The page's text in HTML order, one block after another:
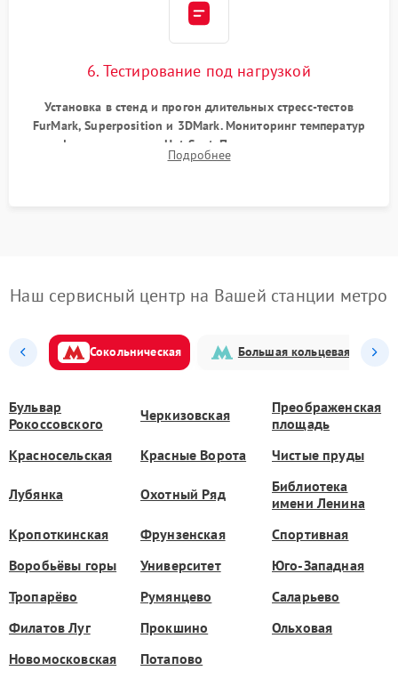
6. Тестирование под нагрузкой
Установка в стенд и прогон длительных стресс-тестов
FurMark, Superposition и 3DMark. Мониторинг температур
графического чипа и Hot Spot. Проверка на отсутствие
артефактов изображения, вылетов драйвера и зависаний.
Подробнее
Наш сервисный центр на Вашей станции метро
Сокольническая Большая кольцевая
Бульвар
Рокоссовского
Черкизовская
Преображенская
площадь
Красносельская
Красные Ворота Чистые пруды
Лубянка Охотный Ряд
Библиотека
имени Ленина
Кропоткинская
Фрунзенская
Спортивная
Воробьёвы горы
Университет
Юго-Западная
Тропарёво
Румянцево
Саларьево
Филатов Луг
Прокшино
Ольховая
Новомосковская
Потапово